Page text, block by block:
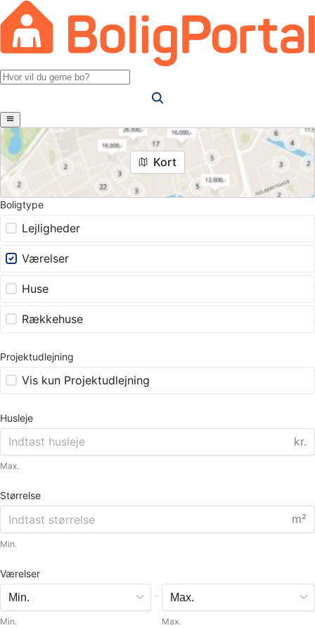
Kort
Boligtype
Lejligheder
Værelser
Huse
Rækkehuse
Projektudlejning
Vis kun Projektudlejning
Husleje
kr.
Max.
Størrelse
m²
Min.
Værelser
Min.
-
Max.